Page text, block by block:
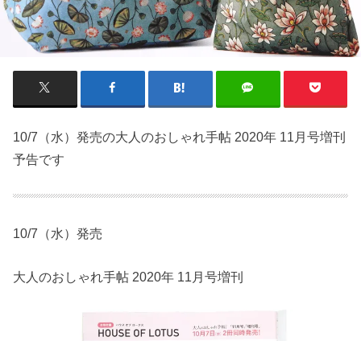
10/7（水）発売の大人のおしゃれ手帖 2020年 11月号増刊
予告です
10/7（水）発売
大人のおしゃれ手帖 2020年 11月号増刊